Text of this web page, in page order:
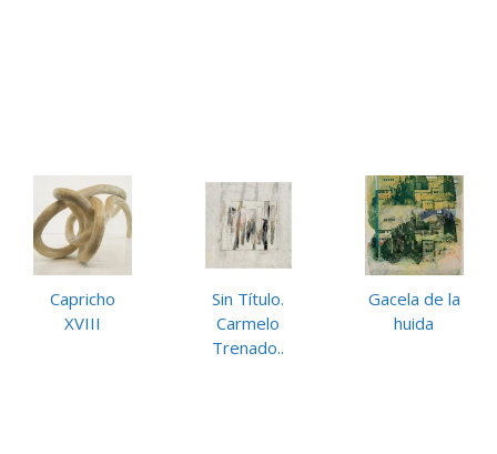
Capricho
XVIII
Sin Título.
Carmelo
Trenado..
Gacela de la
huida